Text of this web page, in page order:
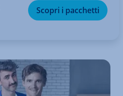
Scopri i pacchetti